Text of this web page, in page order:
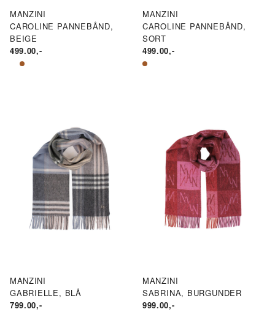
MANZINI
CAROLINE PANNEBÅND,
BEIGE
499.00,-
MANZINI
CAROLINE PANNEBÅND,
SORT
499.00,-
MANZINI
GABRIELLE, BLÅ
799.00,-
MANZINI
SABRINA, BURGUNDER
999.00,-